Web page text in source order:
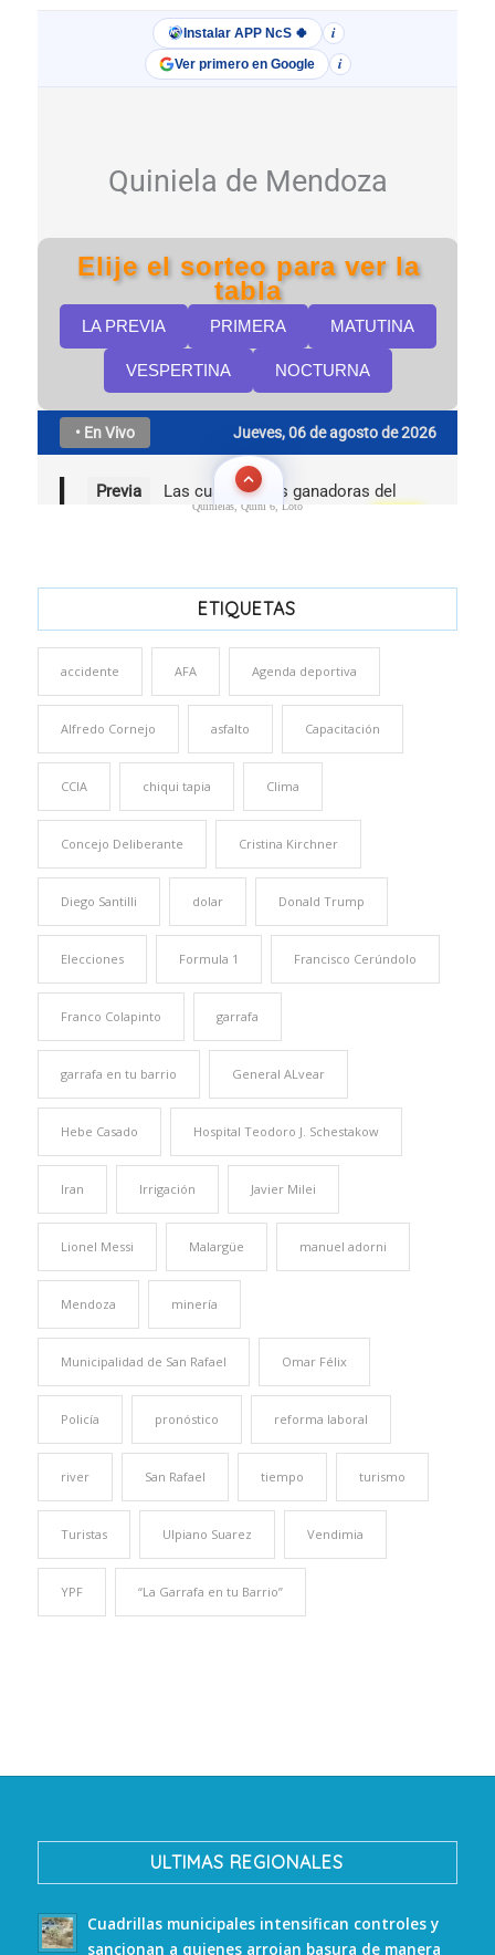
Quinielas, Quini 6, Loto
ETIQUETAS
accidente AFA Agenda deportiva
Alfredo Cornejo asfalto Capacitación
CCIA chiqui tapia Clima
Concejo Deliberante Cristina Kirchner
Diego Santilli dolar Donald Trump
Elecciones Formula 1 Francisco Cerúndolo
Franco Colapinto garrafa
garrafa en tu barrio General ALvear
Hebe Casado Hospital Teodoro J. Schestakow
Iran Irrigación Javier Milei
Lionel Messi Malargüe manuel adorni
Mendoza minería
Municipalidad de San Rafael Omar Félix
Policía pronóstico reforma laboral
river San Rafael tiempo turismo
Turistas Ulpiano Suarez Vendimia
YPF “La Garrafa en tu Barrio”
ULTIMAS REGIONALES
Cuadrillas municipales intensifican controles y
sancionan a quienes arrojan basura de manera